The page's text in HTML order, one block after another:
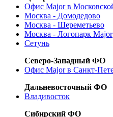
Офис Major в
Москва - Домодедово
Москва - Шереметьево
Москва - Логопарк Major
Сетунь
Северо-Западный ФО
Офис Major в Санкт-
Дальневосточный ФО
Владивосток
Сибирский ФО